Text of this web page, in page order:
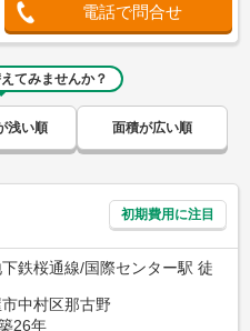
電話で問合せ
てみませんか？
浅い順 面積が広い順
初期費用に注目
鉄桜通線/国際センター駅 徒
中村区那古野
26年